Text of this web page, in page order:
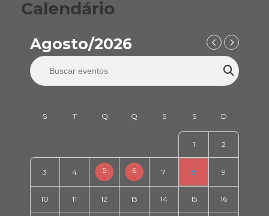
Calendário
Agosto/2026
1 2
3 4 5 6 7 8 9
10 11 12 13 14 15 16